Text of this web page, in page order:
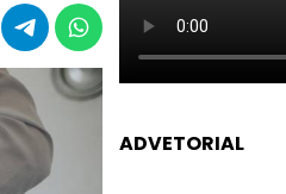
ADVETORIAL